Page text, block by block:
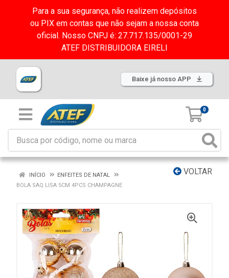
Para a sua segurança, não realizem depósitos
ou PIX em contas que não sejam a nossa conta
oficial. Nosso CNPJ é: 27.717.135/0001-29
ATEF DISTRIBUIDORA EIRELI
Baixe já nosso APP
0
VOLTAR
INÍCIO
ENFEITES DE NATAL
BOLA SAQ LISA 5CM 4PCS CHAMPAGNE